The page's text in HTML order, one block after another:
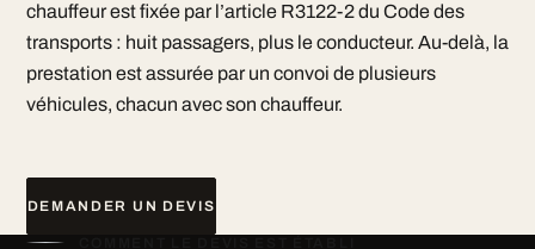
chauffeur est fixée par l’article R3122-2 du Code des
transports : huit passagers, plus le conducteur. Au-delà, la
prestation est assurée par un convoi de plusieurs
véhicules, chacun avec son chauffeur.
DEMANDER UN DEVIS